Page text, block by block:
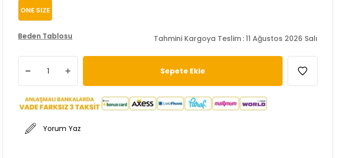
ONE SIZE
Beden Tablosu Tahmini Kargoya Teslim :11 Ağustos 2026 Salı
Yorum Yaz